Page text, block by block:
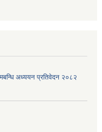
अध्ययन प्रतिवेदन २०८२